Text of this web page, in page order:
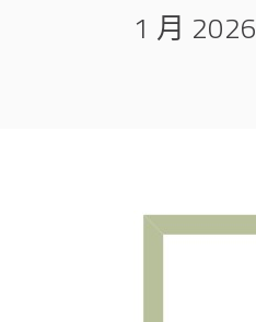
1 月 2026